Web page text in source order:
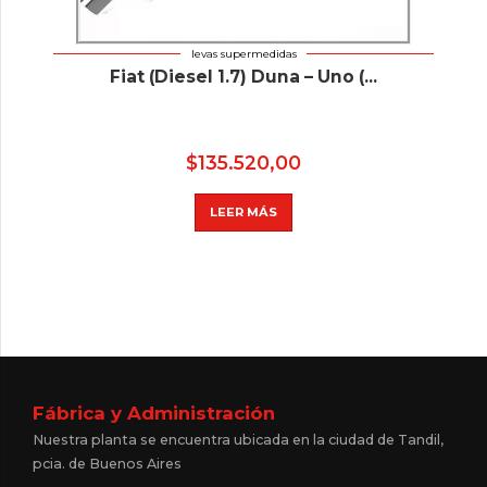
levas supermedidas
Fiat (Diesel 1.7) Duna – Uno (...
$135.520,00
LEER MÁS
Fábrica y Administración
Nuestra planta se encuentra ubicada en la ciudad de Tandil,
pcia. de Buenos Aires